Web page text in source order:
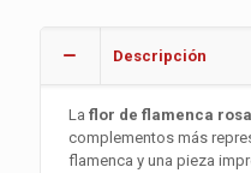
Descripción
Laflor de flamenca
complementos más
flamenca y una pieza